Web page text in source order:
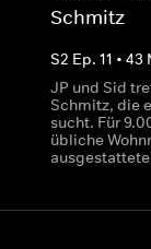
Schmitz
S2 Ep. 11 • 43
JP und Sid
Schmitz, die
sucht. Für
übliche